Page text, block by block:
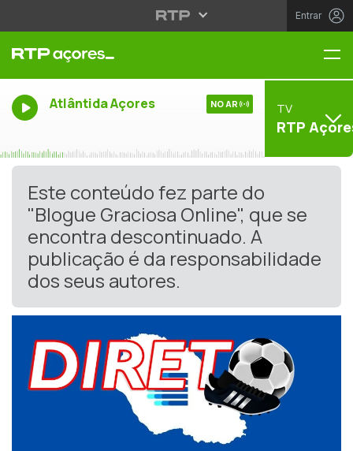
Entrar
Atlântida Açores NO AR TV
RTP
Este conteúdo fez parte do
"Blogue Graciosa Online", que se
encontra descontinuado. A
publicação é da responsabilidade
dos seus autores.